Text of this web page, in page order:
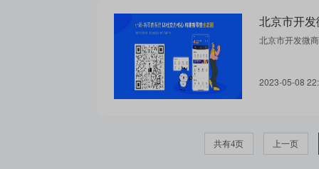
北京市开发微
2023-05-08
共有4页 上一页